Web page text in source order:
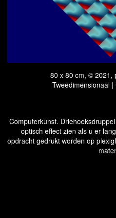
80 x 80 cm, © 2021,
Tweedimensionaal
Computerkunst.
optisch effect zien als u er
opdracht gedrukt worden op